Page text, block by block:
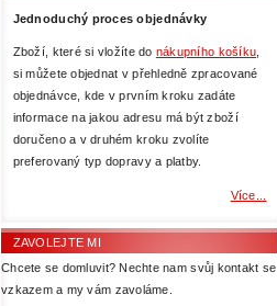
Jednoduchý proces objednávky
Zboží, které si vložíte do nákupního košíku,
si můžete objednat v přehledně zpracované
objednávce, kde v prvním kroku zadáte
informace na jakou adresu má být zboží
doručeno a v druhém kroku zvolíte
preferovaný typ dopravy a platby.
Více...
ZAVOLEJTE MI
Chcete se domluvit? Nechte nam svůj kontakt se
vzkazem a my vám zavoláme.